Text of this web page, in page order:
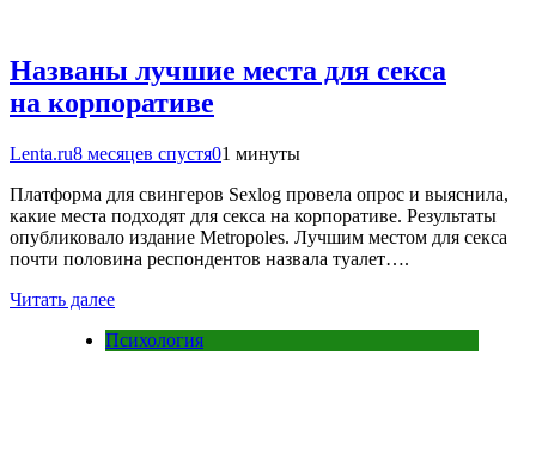
Названы лучшие места для секса
на корпоративе
Lenta.ru8 месяцев спустя01 минуты
Платформа для свингеров Sexlog провела опрос и выяснила,
какие места подходят для секса на корпоративе. Результаты
опубликовало издание Metropoles. Лучшим местом для секса
почти половина респондентов назвала туалет….
Читать далее
Психология